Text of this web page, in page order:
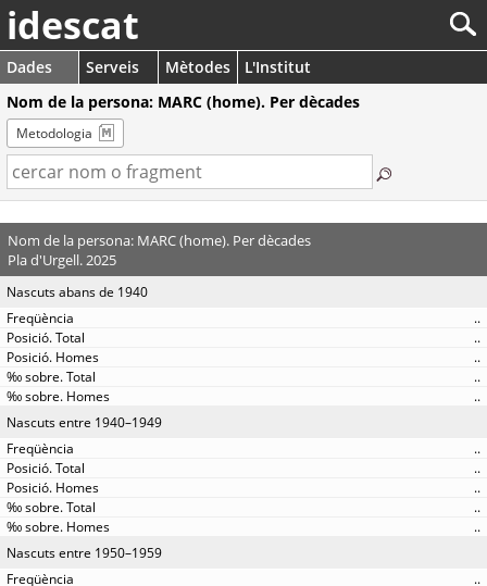
idescat
Dades Serveis Mètodes
L'Institut
Nom de la persona: MARC (home). Per dècades
Metodologia
Nom de la persona: MARC (home). Per dècades
Pla d'Urgell. 2025
Nascuts abans de 1940
..
..
..
..
..
Nascuts entre 1940–1949
..
..
..
..
..
Nascuts entre 1950–1959
..